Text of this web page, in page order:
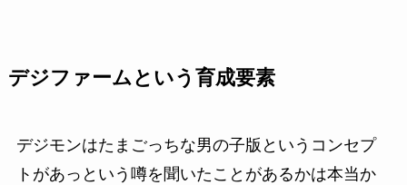
デジファームという育成要素
デジモンはたまごっちな男の子版というコンセプ
トがあっという噂を聞いたことがあるかは本当か